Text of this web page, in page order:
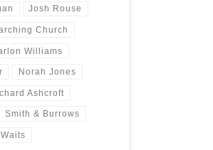
Josh Rouse
Church
Williams
Norah Jones
Ashcroft
Smith & Burrows